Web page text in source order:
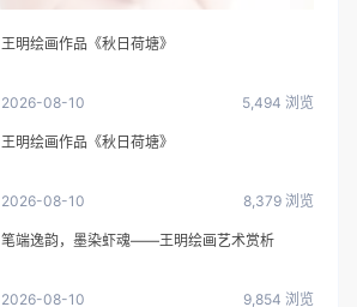
王明绘画作品《秋日荷塘》
2026-08-10 5,494 浏览
王明绘画作品《秋日荷塘》
2026-08-10 8,379 浏览
笔端逸韵，墨染虾魂——王明绘画艺术赏析
2026-08-10 9,854 浏览